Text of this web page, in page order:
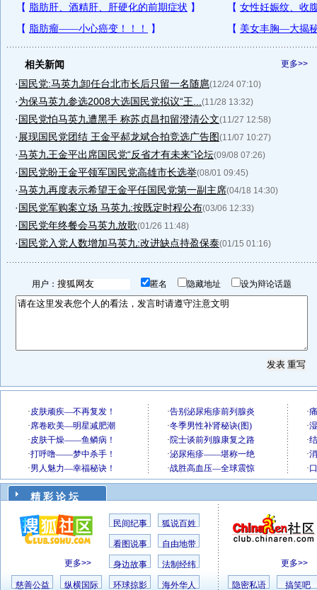
更多>>
相关新闻
·国民党:马英九卸任台北市长后只留一名随扈(12/24 07:10)
·为保马英九参选2008大选国民党拟议“王... (11/28 13:32)
·国民党怕马英九遭黑手 称苏贞昌扣留澄清公文(11/27 12:58)
· 展现国民党团结 王金平郝龙斌合拍竞选广告图(11/07 10:27)
·马英九王金平出席国民党“反省才有未来”论坛(09/08 07:26)
·国民党盼王金平领军国民党高雄市长选举(08/01 09:45)
·马英九再度表示希望王金平任国民党第一副主席(04/18 14:30)
·国民党军购案立场 马英九:按既定时程公布(03/06 12:33)
·国民党年终餐会马英九放歌(01/26 11:48)
·国民党入党人数增加马英九:改进缺点持盈保泰(01/15 01:16)
用户： 匿名 隐藏地址 设为辩论话题
精 彩 论 坛
更多>>
民间纪事 狐说百姓
看图说事 自由地带
身边故事 法制经纬
慈善公益 纵横国际 环球掠影 海外华人
更多>>
隐密私语 搞笑吧